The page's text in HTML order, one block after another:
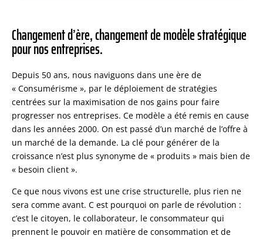
Changement d’ère, changement de modèle stratégique
pour nos entreprises.
Depuis 50 ans, nous naviguons dans une ère de
« Consumérisme », par le déploiement de stratégies
centrées sur la maximisation de nos gains pour faire
progresser nos entreprises. Ce modèle a été remis en cause
dans les années 2000. On est passé d’un marché de l’offre à
un marché de la demande. La clé pour générer de la
croissance n’est plus synonyme de « produits » mais bien de
« besoin client ».
Ce que nous vivons est une crise structurelle, plus rien ne
sera comme avant. C est pourquoi on parle de révolution :
c’est le citoyen, le collaborateur, le consommateur qui
prennent le pouvoir en matière de consommation et de